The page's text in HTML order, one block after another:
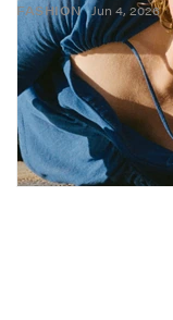
FASHION Jun 4, 2026